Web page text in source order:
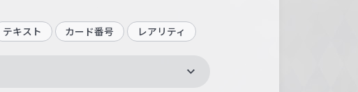
テキスト カード番号 レアリティ